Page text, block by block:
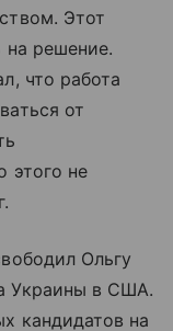
Этот
на решение.
что работа
от
этого не
Ольгу
Украины в США.
кандидатов на